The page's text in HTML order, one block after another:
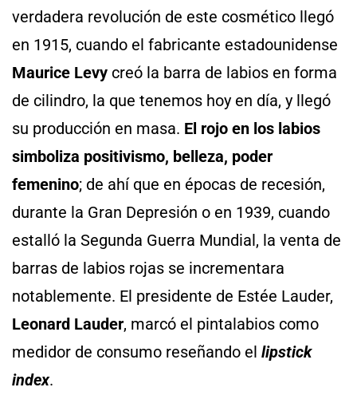
verdadera revolución de este cosmético llegó
en 1915, cuando el fabricante estadounidense
Maurice Levy creó la barra de labios en forma
de cilindro, la que tenemos hoy en día, y llegó
su producción en masa. El rojo en los labios
simboliza positivismo, belleza, poder
femenino; de ahí que en épocas de recesión,
durante la Gran Depresión o en 1939, cuando
estalló la Segunda Guerra Mundial, la venta de
barras de labios rojas se incrementara
notablemente. El presidente de Estée Lauder,
Leonard Lauder, marcó el pintalabios como
medidor de consumo reseñando el lipstick
index.